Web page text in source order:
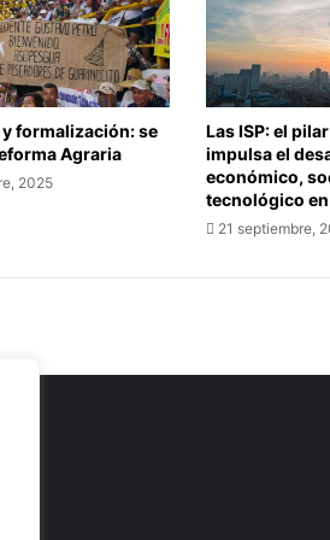
formalización: se
Agraria
2025
Las ISP: el
impulsa el
económico,
tecnológico
21 septiembre,